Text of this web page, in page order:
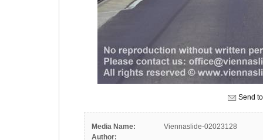
Send
Media Name:
Viennaslide-02023128
Author: